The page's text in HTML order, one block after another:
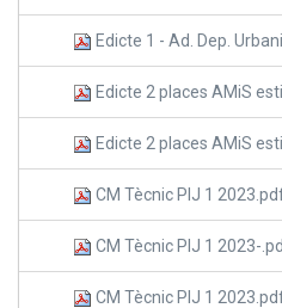
Edicte 1 - Ad. Dep.
Edicte 2 places AMiS
Edicte 2 places AMiS
CM Tècnic PIJ 1
CM Tècnic PIJ 1 2023-
CM Tècnic PIJ 1